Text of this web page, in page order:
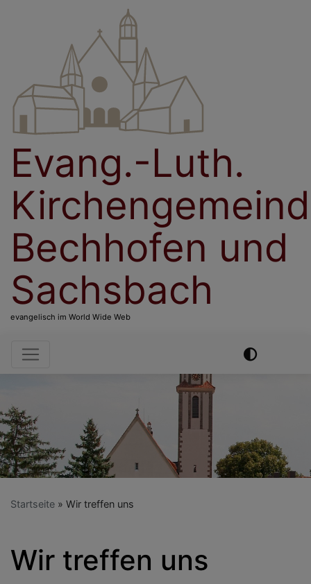
Evang.-Luth.
Bechhofen und
Sachsbach
evangelisch im World Wide Web
Hauptnavigation
Startseite Wir treffen uns
Wir treffen uns